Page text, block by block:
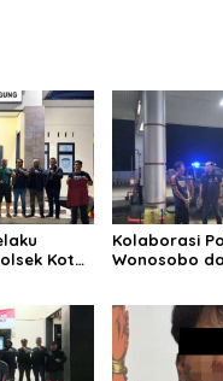
Kota
Dua
Dugaan
Kolaborasi
Wonosobo
Dugaan
Subsidi di